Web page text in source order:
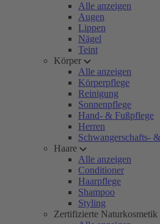
Alle anzeigen
Augen
Lippen
Nägel
Teint
Körper
Alle anzeigen
Körperpflege
Reinigung
Sonnenpflege
Hand- & Fußpflege
Herren
Schwangerschafts-
Haare
Alle anzeigen
Conditioner
Haarpflege
Shampoo
Styling
Zertifizierte Naturkosmetik